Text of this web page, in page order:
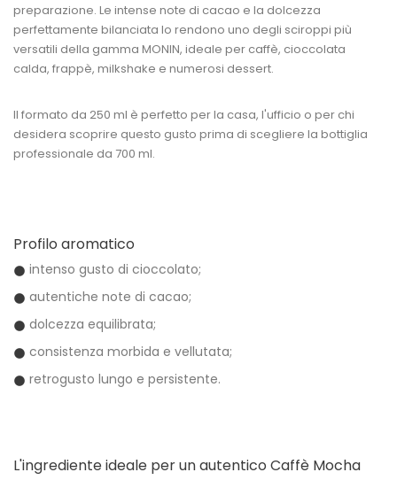
preparazione. Le intense note di cacao e la dolcezza
perfettamente bilanciata lo rendono uno degli sciroppi più
versatili della gamma MONIN, ideale per caffè, cioccolata
calda, frappè, milkshake e numerosi dessert.
Il formato da 250 ml è perfetto per la casa, l'ufficio o per chi
desidera scoprire questo gusto prima di scegliere la bottiglia
professionale da 700 ml.
Profilo aromatico
intenso gusto di cioccolato;
autentiche note di cacao;
dolcezza equilibrata;
consistenza morbida e vellutata;
retrogusto lungo e persistente.
L'ingrediente ideale per un autentico Caffè Mocha